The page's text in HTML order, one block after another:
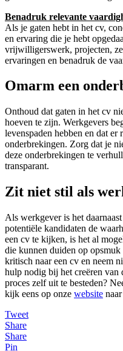
Benadruk relevante
Als je gaten hebt in het cv,
en ervaring die je hebt
vrijwilligerswerk, projecten,
ervaringen en benadruk de
Omarm een
Onthoud dat gaten in het cv
hoeven te zijn. Werkgevers
levenspaden hebben en dat
onderbrekingen. Zorg dat je
deze onderbrekingen te
transparant.
Zit niet stil als
Als werkgever is het
potentiële kandidaten de
een cv te kijken, is het al
die kunnen duiden op
kritisch naar een cv en neem
hulp nodig bij het creëren
proces zelf uit te besteden?
kijk eens op onze website
Tweet
Share
Share
Pin